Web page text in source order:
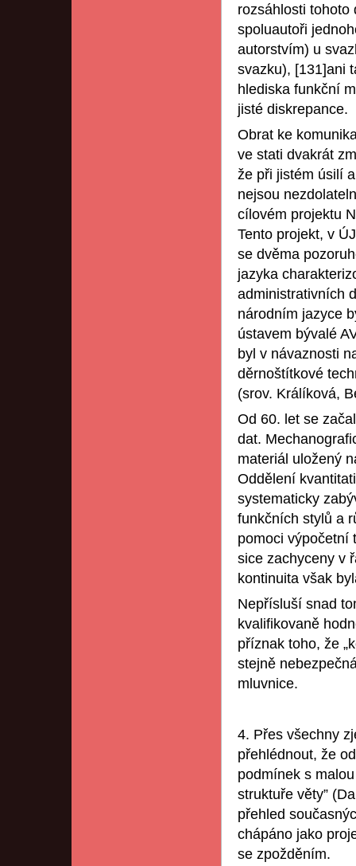
rozsáhlosti
spoluautoři
autorstvím) u
svazku), [131]ani
hlediska funkční
jisté diskrepance.
Obrat ke
ve stati dvakrát
že při jistém úsilí
nejsou
cílovém projektu
Tento projekt, v
se dvěma
jazyka
administrativních
národním jazyce
ústavem bývalé
byl v návaznosti
děrnoštítkové
(srov. Králíková,
Od 60. let se
dat.
materiál uložený
Oddělení
systematicky
funkčních stylů a
pomoci výpočetní
sice zachyceny v
kontinuita však
Nepřísluší snad
kvalifikovaně
příznak toho, že
stejně
mluvnice.
4. Přes všechny
přehlédnout, že
podmínek s
struktuře věty”
přehled
chápáno jako
se zpožděním.